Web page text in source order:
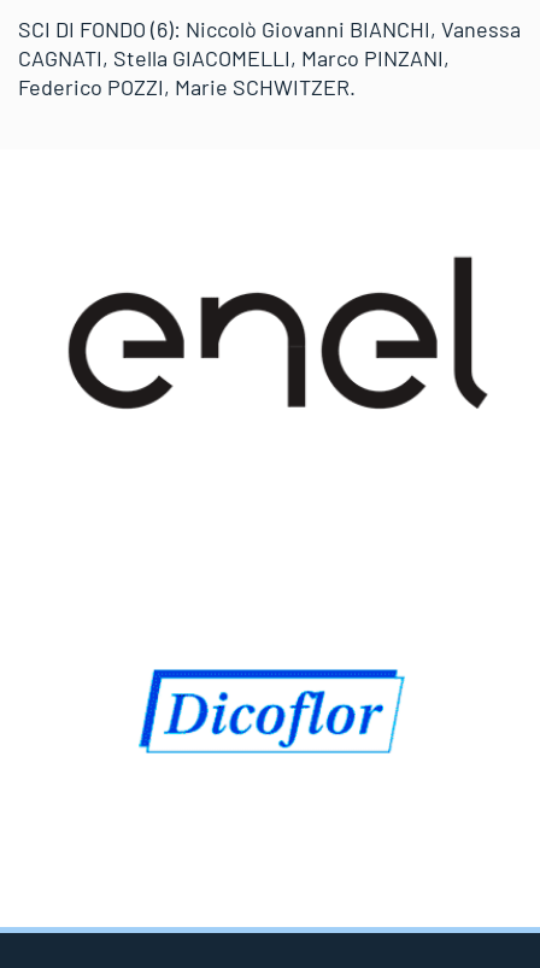
SCI DI FONDO (6): Niccolò Giovanni BIANCHI, Vanessa
CAGNATI, Stella GIACOMELLI, Marco PINZANI,
Federico POZZI, Marie SCHWITZER.